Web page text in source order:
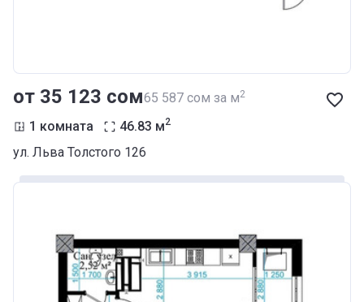
от ‍35 123 сом‍65 587 сом за м2
1 комната 46.83 м2
ул. Льва Толстого 126